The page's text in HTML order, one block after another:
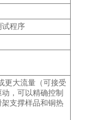
试程序
更大流量（可接受
，可以精确控制
支撑样品和铜热